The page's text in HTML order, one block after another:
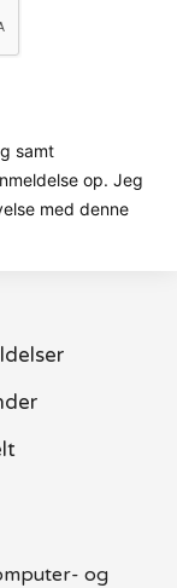
samt
op. Jeg
med denne
og